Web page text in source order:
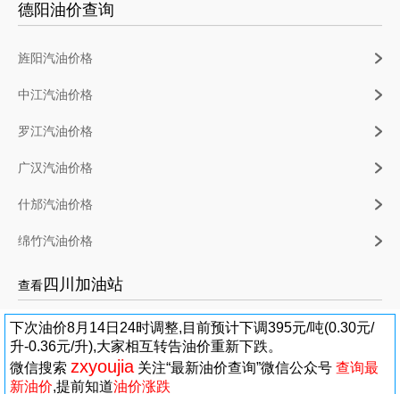
德阳油价查询
旌阳汽油价格
中江汽油价格
罗江汽油价格
广汉汽油价格
什邡汽油价格
绵竹汽油价格
查看 四川加油站
下次油价8月14日24时调整,目前预计下调395元/吨(0.30元/
升-0.36元/升),大家相互转告油价重新下跌。
微信搜索 zxyoujia 关注“最新油价查询”微信公众号 查询最
新油价,提前知道油价涨跌